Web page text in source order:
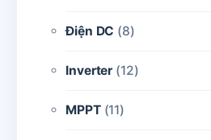
Điện DC (8)
Inverter (12)
MPPT(11)